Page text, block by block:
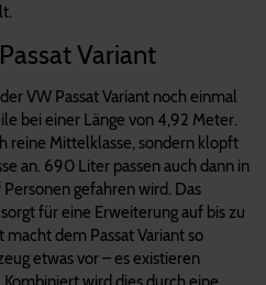
Variant
VW Passat Variant noch einmal
bei einer Länge von 4,92 Meter.
reine Mittelklasse, sondern klopft
an. 690 Liter passen auch dann in
gefahren wird. Das
für eine Erweiterung auf bis zu
dem Passat Variant so
etwas vor – es existieren